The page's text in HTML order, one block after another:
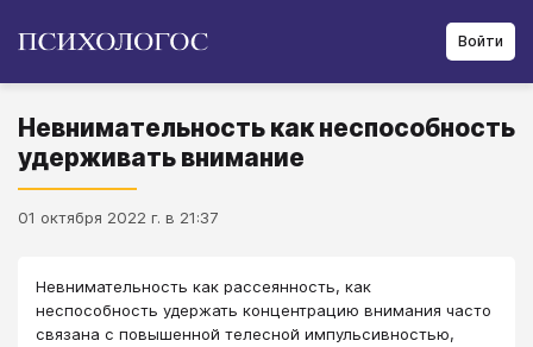
Войти
Невнимательность как неспособность
удерживать внимание
01 октября 2022 г. в 21:37
Невнимательность как рассеянность, как
неспособность удержать концентрацию внимания часто
связана с повышенной телесной импульсивностью,